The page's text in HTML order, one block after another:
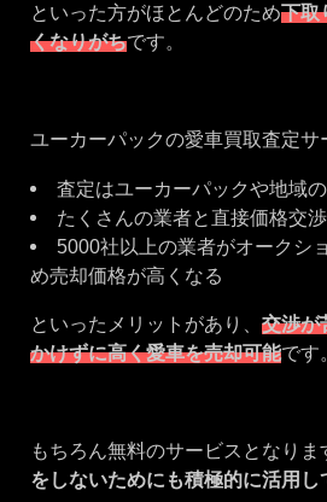
といった方がほとんどのため下取
くなりがちです。
ユーカーパックの愛車買取査定サ
査定はユーカーパックや地域
たくさんの業者と直接価格交
5000社以上の業者がオークシ
め売却価格が高くなる
といったメリットがあり、 交渉が
かけずに高く愛車を売却可能です。
もちろん無料のサービスとなりま
をしないためにも積極的に活用し